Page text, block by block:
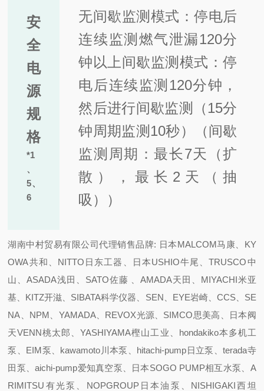
安
全
电
源
规
格
*1
、
5、
6
无间歇监测模式：停电后
连续监测燃气泄漏120分
钟以上间歇监测模式：停
电后连续监测120分钟，
然后进行间歇监测（15分
钟周期监测10秒）（间歇
监测周期：最长7天（扩
散），最长2天（抽
吸））
湖南中村贸易有限公司代理销售品牌: 日本MALCOM马康、KY
OWA共和、NITTO日东工器、日本USHIO牛尾、TRUSCO中
山、ASADA浅田、SATO佐藤 、AMADA天田、MIYACHI米亚
基、KITZ开滋、SIBATA科学仪器、SEN、EYE岩崎、CCS、SE
NA、NPM、YAMADA、REVOX光源、SIMCO思美高、日本阀
天VENN桃太郎、YASHIYAMA樫山工业、hondakiko本多机工
泵、EIM泵、kawamoto川本泵、hitachi-pump日立泵、terada寺
田泵、aichi-pump爱知真空泵、日本SOGO PUMP相互水泵、A
RIMITSU有光泵、NOPGROUP日本油泵、NISHIGAKI西坦